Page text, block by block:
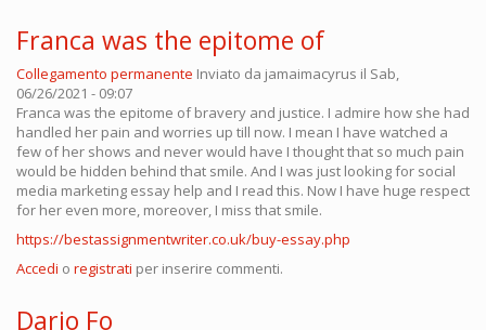
Franca was the epitome of
Collegamento permanente Inviato da jamaimacyrus il Sab,
06/26/2021 - 09:07
Franca was the epitome of bravery and justice. I admire how she had
handled her pain and worries up till now. I mean I have watched a
few of her shows and never would have I thought that so much pain
would be hidden behind that smile. And I was just looking for social
media marketing essay help and I read this. Now I have huge respect
for her even more, moreover, I miss that smile.
https://bestassignmentwriter.co.uk/buy-essay.php
Accedi o registrati per inserire commenti.
Dario Fo